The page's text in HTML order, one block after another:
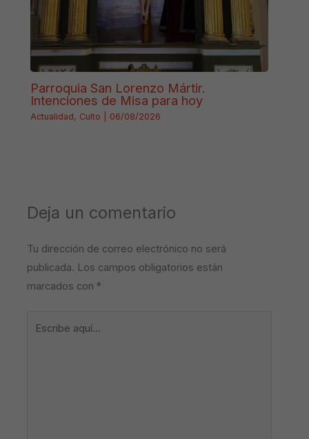
Parroquia San Lorenzo Mártir.
Intenciones de Misa para hoy
Actualidad, Culto 06/08/2026
Deja un comentario
Tu dirección de correo electrónico no será
publicada. Los campos obligatorios están
marcados con *